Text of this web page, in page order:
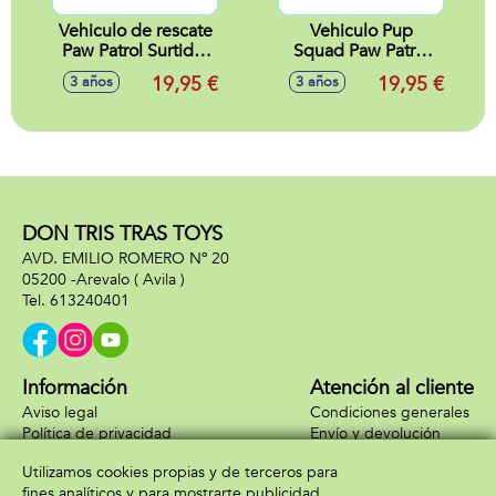
Vehiculo de rescate
Paw Patrol Surtido.
20x24x8 cm -
Modelos surtidos
3 años 19,95 €
Vehiculo Pup
Squad Paw Patrol
con lanzador
Surtido 20x25x8
surtidos
3 años 19,95 €
DON TRIS TRAS TOYS
AVD. EMILIO ROMERO Nº 20
05200 -Arevalo ( Avila )
613240401
Información
Aviso legal
Política de privacidad
Atención al cliente
Condiciones generales
Envío y devolución
Formas de pago
Utilizamos cookies propias y de terceros para